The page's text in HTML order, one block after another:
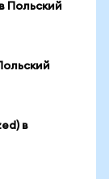
Польский
в